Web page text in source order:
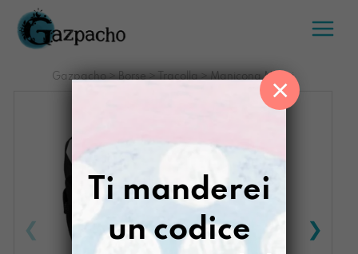
Salta
contenuto
Gazpacho > Borse > Tracolla > Manicona Mostri
Ti manderei
un codice
×